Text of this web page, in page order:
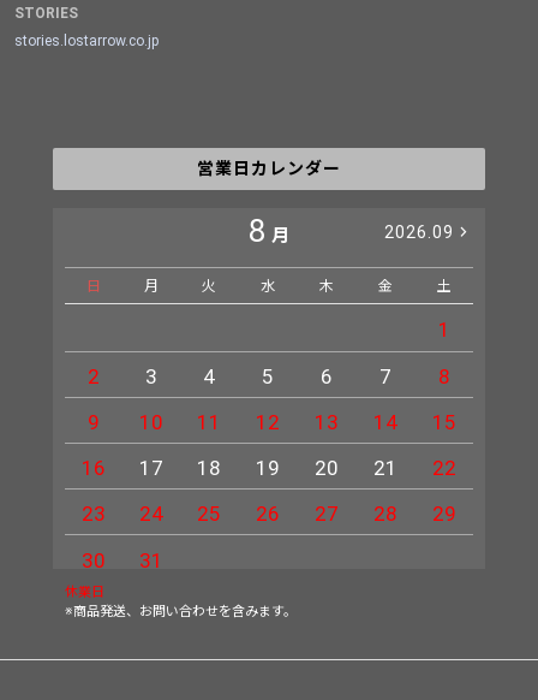
STORIES
stories.lostarrow.co.jp
営業日カレンダー
8 月 2026.09
日 月 火 水 木 金 土
1
2
3 4 5 6 7
8
9
10 11 12 13 14
15
16
17 18 19 20 21
22
23
24 25 26 27 28
29
30
31
休業日
※商品発送、お問い合わせを含みます。